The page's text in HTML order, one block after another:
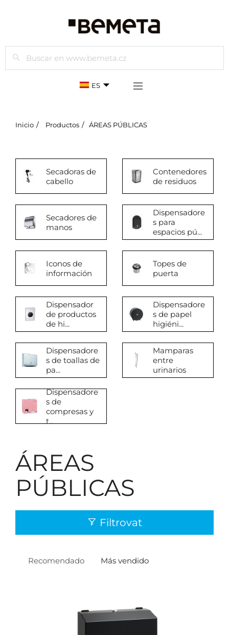
Buscar
ES
Inicio Productos ÁREAS PÚBLICAS
Secadoras de
cabello
Contenedores
de residuos
Secadores de
manos
Dispensadore
s para
espacios pú...
Iconos de
información
Topes de
puerta
Dispensador
de productos
de hi...
Dispensadore
s de papel
higiéni...
Dispensadore
s de toallas de
pa...
Mamparas
entre
urinarios
Dispensadore
s de
compresas y
t...
ÁREAS
PÚBLICAS
Filtrovat
Recomendado Más vendido